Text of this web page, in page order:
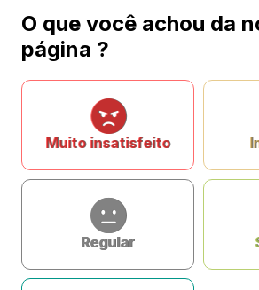
O que você achou da
página ?
Muito insatisfeito
Regular